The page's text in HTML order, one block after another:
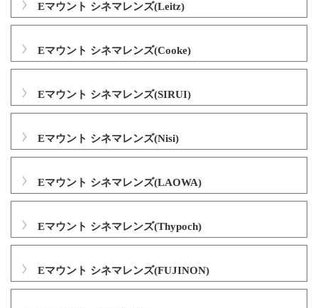
Eマウント シネマレンズ(Leitz)
Eマウント シネマレンズ(Cooke)
Eマウント シネマレンズ(SIRUI)
Eマウント シネマレンズ(Nisi)
Eマウント シネマレンズ(LAOWA)
Eマウント シネマレンズ(Thypoch)
Eマウント シネマレンズ(FUJINON)